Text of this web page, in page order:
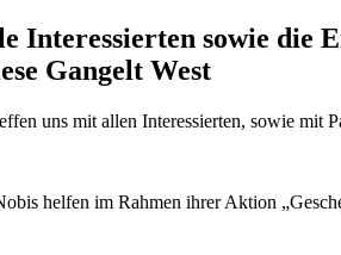
Interessierten sowie
Gangelt West
uns mit allen Interessierten, sowie mit
helfen im Rahmen ihrer Aktion